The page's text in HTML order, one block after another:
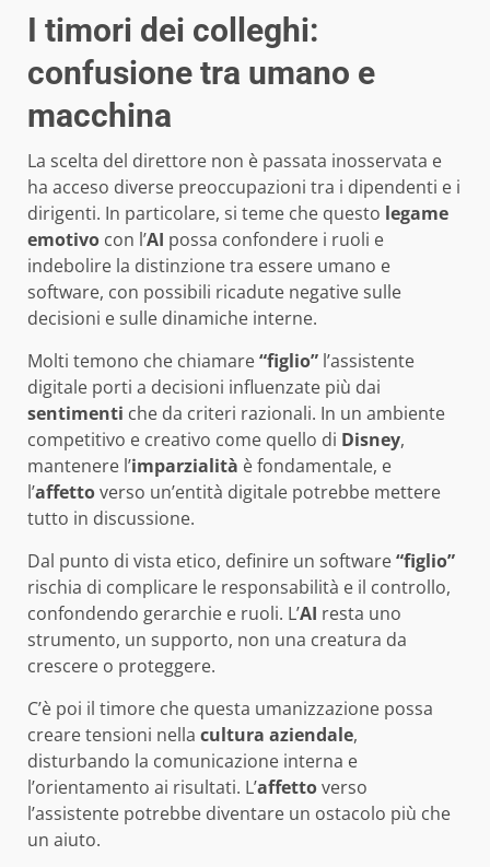
I timori dei colleghi:
confusione tra umano e
macchina
La scelta del direttore non è passata inosservata e
ha acceso diverse preoccupazioni tra i dipendenti e i
dirigenti. In particolare, si teme che questo legame
emotivo con l’AI possa confondere i ruoli e
indebolire la distinzione tra essere umano e
software, con possibili ricadute negative sulle
decisioni e sulle dinamiche interne.
Molti temono che chiamare“figlio” l’assistente
digitale porti a decisioni influenzate più dai
sentimenti che da criteri razionali. In un ambiente
competitivo e creativo come quello di Disney,
mantenere l’imparzialità è fondamentale, e
l’affettoverso un’entità digitale potrebbe mettere
tutto in discussione.
Dal punto di vista etico, definire un software“figlio”
rischia di complicare le responsabilità e il controllo,
confondendo gerarchie e ruoli. L’AI resta uno
strumento, un supporto, non una creatura da
crescere o proteggere.
C’è poi il timore che questa umanizzazione possa
creare tensioni nella cultura aziendale,
disturbando la comunicazione interna e
l’orientamento ai risultati. L’affettoverso
l’assistente potrebbe diventare un ostacolo più che
un aiuto.